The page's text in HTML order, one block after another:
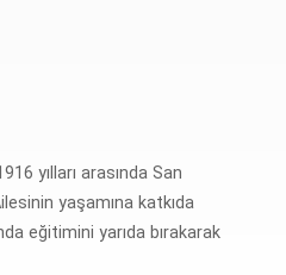
yılları arasında San
yaşamına katkıda
eğitimini yarıda bırakarak